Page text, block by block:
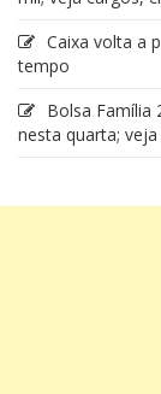
Caixa volta a
tempo
Bolsa Família
nesta quarta;